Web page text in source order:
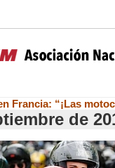
Francia: “¡Las
de